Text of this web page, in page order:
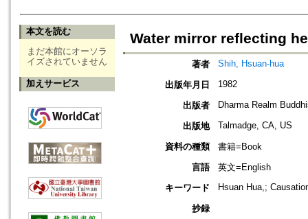
本文を読む
まだ本館にオーソラ
イズされていません
加えサービス
Water mirror reflecting
著者 Shih, Hsuan-hua
出版年月日 1982
出版者 Dharma Realm
出版地 Talmadge, CA, US
資料の種類
書籍=Book
言語
英文=English
キーワード
Hsuan Hua,;
抄録